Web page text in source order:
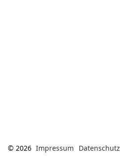
© 2026 Impressum Datenschutz